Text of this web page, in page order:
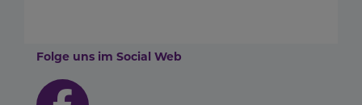
Folge uns im Social Web